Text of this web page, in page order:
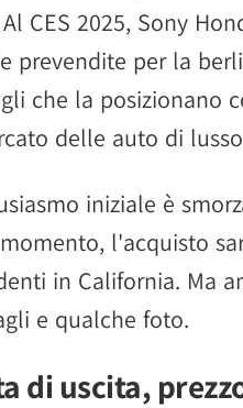
CES 2025, Sony
prevendite per la
che la posizionano
delle auto di
iniziale è
l'acquisto
in California. Ma
e qualche foto.
di uscita,